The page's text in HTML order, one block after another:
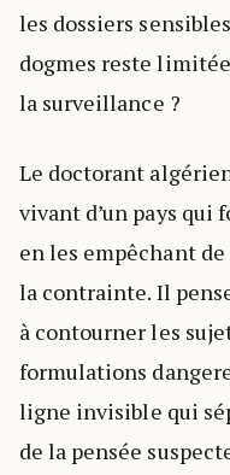
les dossiers
dogmes reste
la surveillance ?
Le doctorant
vivant d’un pays
en les empêchant
la contrainte. Il
à contourner les
formulations
ligne invisible qui
de la pensée